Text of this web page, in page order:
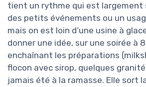
tient un rythme qui est largement
des petits événements ou un
mais on est loin d’une usine à
donner une idée, sur une soirée à
enchaînant les préparations
flocon avec sirop, quelques
jamais été à la ramasse. Elle sort